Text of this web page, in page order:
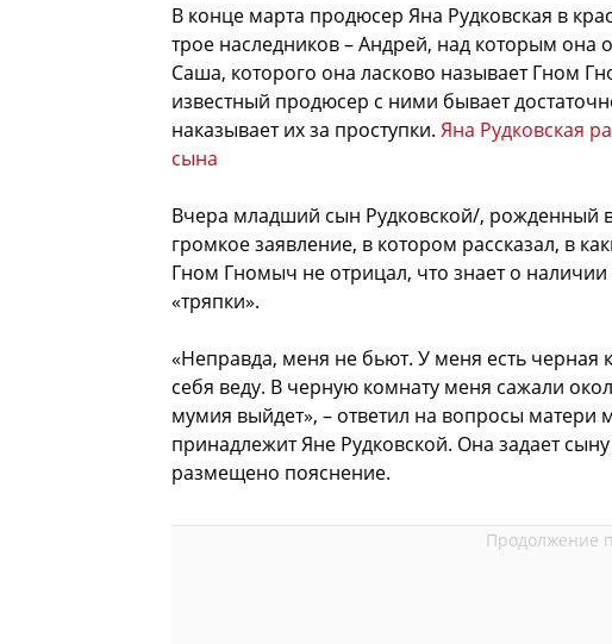
В конце марта продюсер Яна Рудковская в
трое наследников – Андрей, над которым
Саша, которого она ласково называет Гном
известный продюсер с ними бывает
наказывает их за проступки. Яна Рудковская
сына
Вчера младший сын Рудковской/, рожденный
громкое заявление, в котором рассказал, в
Гном Гномыч не отрицал, что знает о
«тряпки».
«Неправда, меня не бьют. У меня есть черная
себя веду. В черную комнату меня сажали
мумия выйдет», – ответил на вопросы матери
принадлежит Яне Рудковской. Она задает
размещено пояснение.